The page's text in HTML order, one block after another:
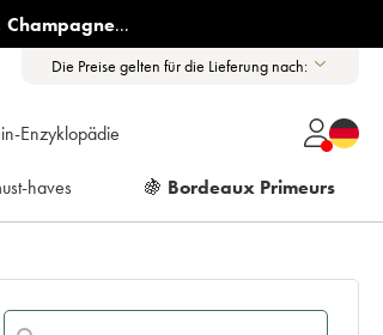
Champagne...
Die Preise gelten für die Lieferung nach:
Enzyklopädie
haves 🍇 Bordeaux Primeurs